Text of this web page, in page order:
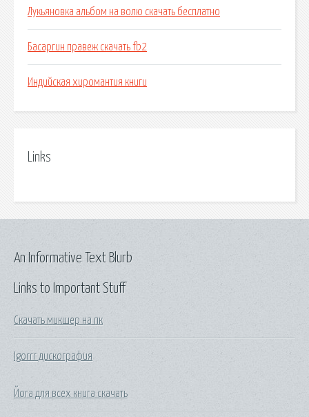
Лукьяновка альбом на волю скачать бесплатно
Басаргин правеж скачать fb2
Индийская хиромантия книги
Links
Links to Important Stuff
Скачать микшер на пк
Igorrr дискография
Йога для всех книга скачать
An Informative Text Blurb